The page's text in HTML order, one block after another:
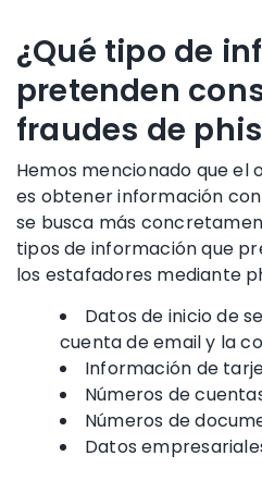
¿Qué tipo de
pretenden
fraudes de
Hemos mencionado que el
es obtenerinformación
se busca más
tipos de información que
los estafadores mediante
Datos de inicio de
cuenta de emaily la
Información de
Números de
Números de
Datos